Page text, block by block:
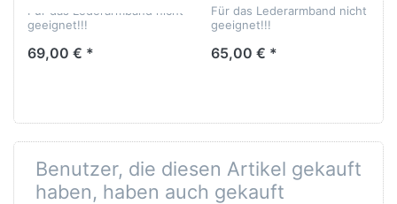
Für das Lederarmband nicht
geeignet!!!
69,00 € *
Für das Lederarmband nicht
geeignet!!!
65,00 € *
Benutzer, die diesen Artikel gekauft
haben, haben auch gekauft